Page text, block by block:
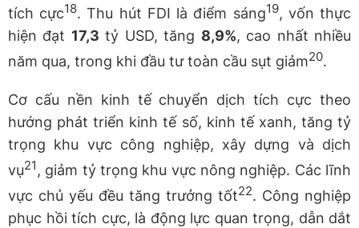
tích cực18. Thu hút FDI là điểm sáng19, vốn thực
hiện đạt 17,3 tỷ USD, tăng 8,9%, cao nhất nhiều
năm qua, trong khi đầu tư toàn cầu sụt giảm20.
Cơ cấu nền kinh tế chuyển dịch tích cực theo
hướng phát triển kinh tế số, kinh tế xanh, tăng tỷ
trọng khu vực công nghiệp, xây dựng và dịch
vụ21 , giảm tỷ trọng khu vực nông nghiệp. Các lĩnh
vực chủ yếu đều tăng trưởng tốt22. Công nghiệp
phục hồi tích cực, là động lực quan trọng, dẫn dắt